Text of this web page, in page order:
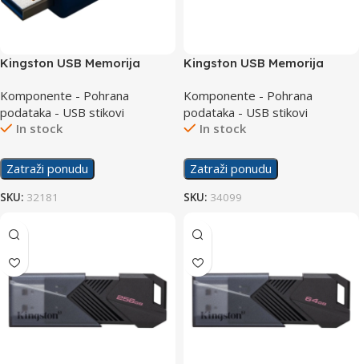
Kingston USB Memorija
Komponente - Pohrana
podataka - USB stikovi
In stock
Zatraži ponudu
SKU: 32181
Kingston USB Memorija
Komponente - Pohrana
podataka - USB stikovi
In stock
Zatraži ponudu
SKU: 34099